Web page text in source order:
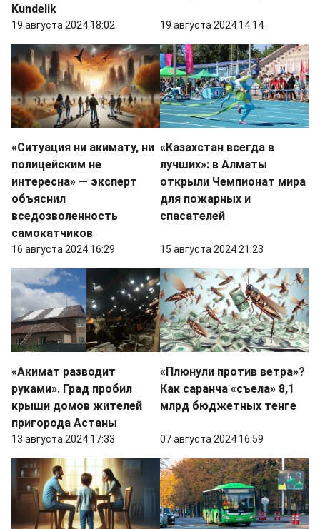
Kundelik
19 августа 2024 18:02 19 августа 2024 14:14
«Ситуация ни акимату, ни
полицейским не
интересна» — эксперт
объяснил
вседозволенность
самокатчиков
16 августа 2024 16:29
«Казахстан всегда в
лучших»: в Алматы
открыли Чемпионат мира
для пожарных и
спасателей
15 августа 2024 21:23
«Акимат разводит
руками». Град пробил
крыши домов жителей
пригорода Астаны
13 августа 2024 17:33
«Плюнули против ветра»?
Как саранча «съела» 8,1
млрд бюджетных тенге
07 августа 2024 16:59